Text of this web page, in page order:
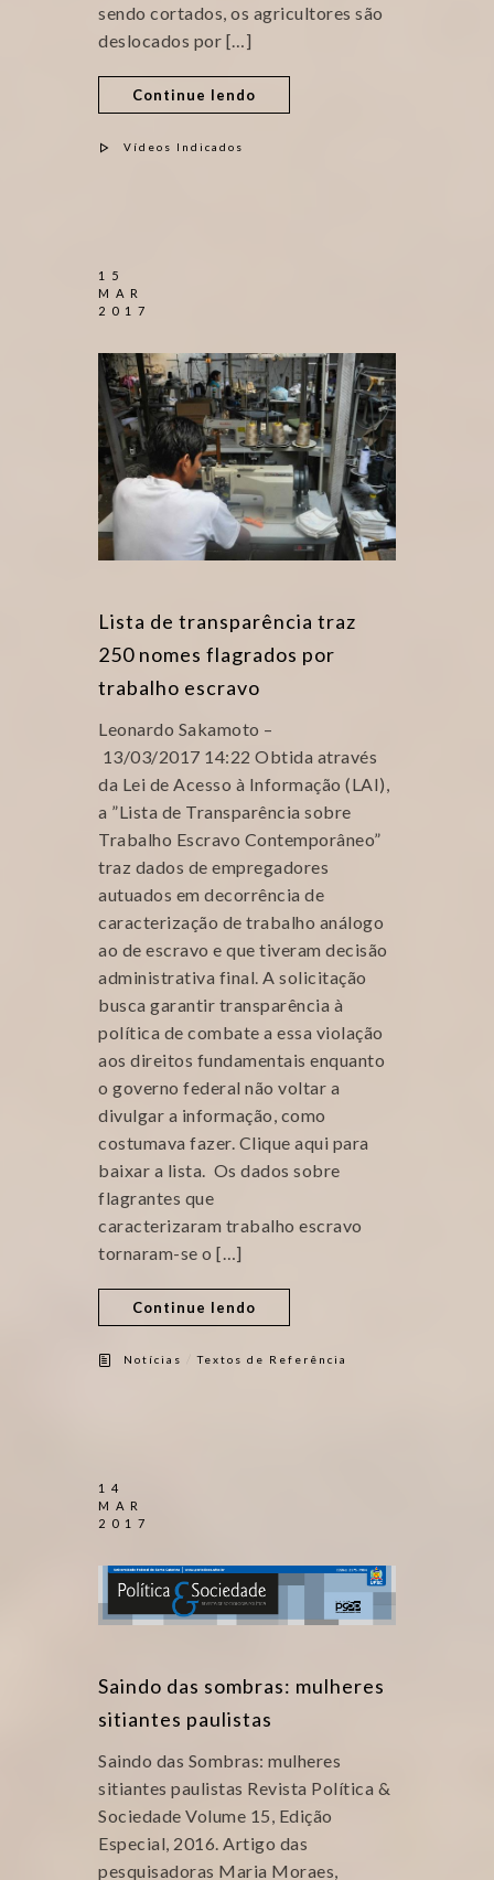
sendo cortados, os agricultores são
deslocados por […]
Continue lendo
Vídeos Indicados
15
MAR
2017
Lista de transparência traz
250 nomes flagrados por
trabalho escravo
Leonardo Sakamoto –
13/03/2017 14:22 Obtida através
da Lei de Acesso à Informação (LAI),
a ”Lista de Transparência sobre
Trabalho Escravo Contemporâneo”
traz dados de empregadores
autuados em decorrência de
caracterização de trabalho análogo
ao de escravo e que tiveram decisão
administrativa final. A solicitação
busca garantir transparência à
política de combate a essa violação
aos direitos fundamentais enquanto
o governo federal não voltar a
divulgar a informação, como
costumava fazer. Clique aqui para
baixar a lista. Os dados sobre
flagrantes que
caracterizaram trabalho escravo
tornaram-se o […]
Continue lendo
Notícias /Textos de Referência
14
MAR
2017
Saindo das sombras: mulheres
sitiantes paulistas
Saindo das Sombras: mulheres
sitiantes paulistas Revista Política &
Sociedade Volume 15, Edição
Especial, 2016. Artigo das
pesquisadoras Maria Moraes,